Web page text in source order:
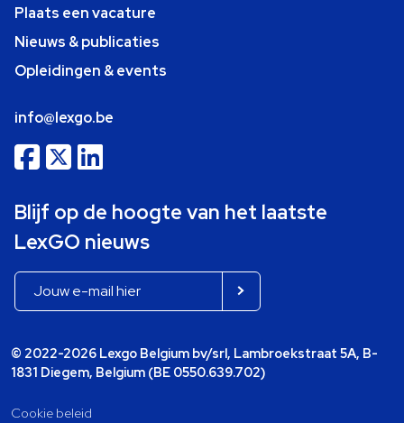
Plaats een vacature
Nieuws & publicaties
Opleidingen & events
info@lexgo.be
Blijf op de hoogte van het laatste
LexGO nieuws
© 2022-2026 Lexgo Belgium bv/srl, Lambroekstraat 5A, B-
1831 Diegem, Belgium (BE 0550.639.702)
Cookie beleid